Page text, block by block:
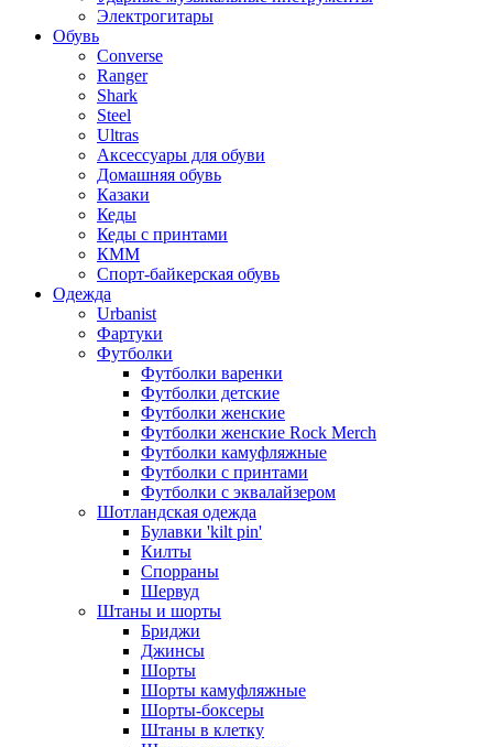
Электрогитары
Обувь
Converse
Ranger
Shark
Steel
Ultras
Аксессуары для обуви
Домашняя обувь
Казаки
Кеды
Кеды с принтами
КММ
Спорт-байкерская обувь
Одежда
Urbanist
Фартуки
Футболки
Футболки варенки
Футболки детские
Футболки женские
Футболки женские Rock Merch
Футболки камуфляжные
Футболки с принтами
Футболки с эквалайзером
Шотландская одежда
Булавки 'kilt pin'
Килты
Спорраны
Шервуд
Штаны и шорты
Бриджи
Джинсы
Шорты
Шорты камуфляжные
Шорты-боксеры
Штаны в клетку